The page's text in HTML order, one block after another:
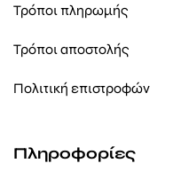
Τρόποι πληρωμής
Τρόποι αποστολής
Πολιτική επιστροφών
Πληροφορίες